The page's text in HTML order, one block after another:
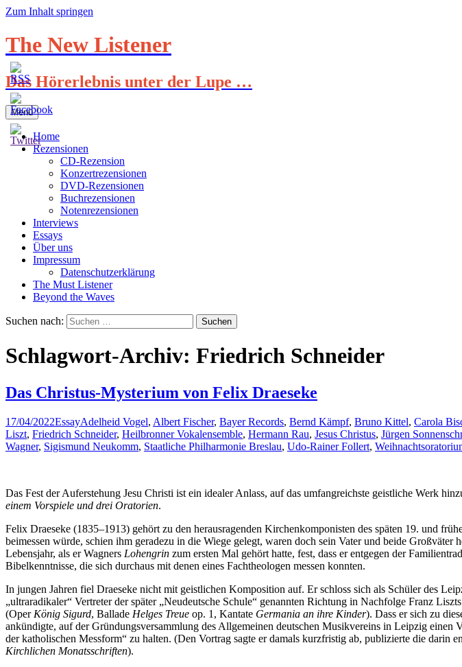
Zum Inhalt springen
The New Listener
Das Hörerlebnis unter der Lupe …
Menü
Home
Rezensionen
CD-Rezension
Konzertrezensionen
DVD-Rezensionen
Buchrezensionen
Notenrezensionen
Interviews
Essays
Über uns
Impressum
Datenschutzerklärung
The Must Listener
Beyond the Waves
Suchen nach:
Schlagwort-Archiv: Friedrich Schneider
Das Christus-Mysterium von Felix Draeseke
17/04/2022EssayAdelheid Vogel, Albert Fischer, Bayer Records, Bernd Kämpf, Bruno Kittel, Carola
Liszt, Friedrich Schneider, Heilbronner Vokalensemble, Hermann Rau, Jesus Christus, Jürgen
Wagner, Sigismund Neukomm, Staatliche Philharmonie Breslau, Udo-Rainer Follert,
Das Fest der Auferstehung Jesu Christi ist ein idealer Anlass, auf das umfangreichste geistliche Werk
einem Vorspiele und drei Oratorien.
Felix Draeseke (1835–1913) gehört zu den herausragenden Kirchenkomponisten des späten 19. und
beimessen würde, schien ihm geradezu in die Wiege gelegt, waren doch sein Vater und beide
Lebensjahr, als er Wagners Lohengrin zum ersten Mal gehört hatte, fest, dass er entgegen der
Bibelkenntnisse, die sich durchaus mit denen eines Fachtheologen messen konnten.
In jungen Jahren fiel Draeseke nicht mit geistlichen Komposition auf. Er schloss sich als Schüler des
„ultraradikaler“ Vertreter der später „Neudeutsche Schule“ genannten Richtung in Nachfolge Franz
(Oper König Sigurd, Ballade Helges Treue op. 1, Kantate Germania an ihre Kinder). Dass er sich zu
ankündigte, auf der Gründungsversammlung des Allgemeinen deutschen Musikvereins in Leipzig
der katholischen Messform“ zu halten. (Den Vortrag sagte er damals kurzfristig ab, publizierte die darin
Kirchlichen Monatsschriften).